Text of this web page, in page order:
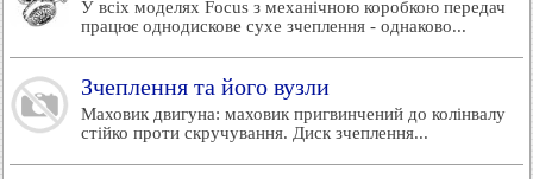
У всіх моделях Focus з механічною коробкою передач
працює однодискове сухе зчеплення - однаково...
Зчеплення та його вузли
Маховик двигуна: маховик пригвинчений до колінвалу
стійко проти скручування. Диск зчеплення...